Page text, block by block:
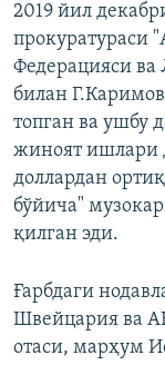
2019 йил
прокуратураси
Федерацияси ва
билан
топган ва ушбу
жиноят ишлари
доллардан
бўйича"
қилган эди.
Ғарбдаги
Швейцария ва
отаси, марҳум